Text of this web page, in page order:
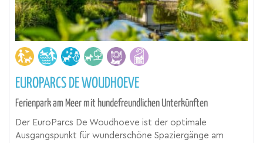
EUROPARCS DE WOUDHOEVE
Ferienpark am Meer mit hundefreundlichen Unterkünften
Der EuroParcs De Woudhoeve ist der optimale
Ausgangspunkt für wunderschöne Spaziergänge am